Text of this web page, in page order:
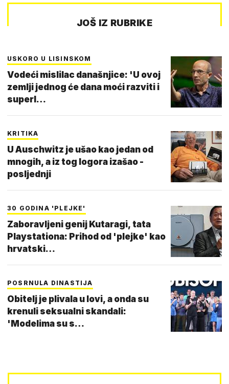
JOŠ IZ RUBRIKE
USKORO U LISINSKOM
Vodeći mislilac današnjice: 'U ovoj
zemlji jednog će dana moći razviti i
superl…
KRITIKA
U Auschwitz je ušao kao jedan od
mnogih, a iz tog logora izašao -
posljednji
30 GODINA 'PLEJKE'
Zaboravljeni genij Kutaragi, tata
Playstationa: Prihod od 'plejke' kao
hrvatski…
POSRNULA DINASTIJA
Obitelj je plivala u lovi, a onda su
krenuli seksualni skandali:
'Modelima su s…